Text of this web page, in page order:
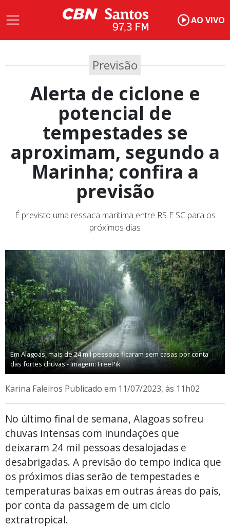
AO VIVO
Previsão
Alerta de ciclone e
potencial de
tempestades se
aproximam, segundo a
Marinha; confira a
previsão
É previsto uma ressaca marítima entre RS E SC para os
próximos dias
Em Alagoas, mais de 24 mil pessoas ficaram sem casas por conta
das fortes chuvas - Imagem: FreePik
Karina Faleiros Publicado em 11/07/2023, às 11h02
No último final de semana, Alagoas sofreu
chuvas intensas com inundações que
deixaram 24 mil pessoas desalojadas e
desabrigadas. A previsão do tempo indica que
os próximos dias serão de tempestades e
temperaturas baixas em outras áreas do país,
por conta da passagem de um ciclo
extratropical.